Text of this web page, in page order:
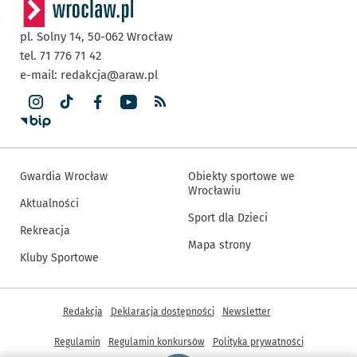
pl. Solny 14, 50-062 Wrocław
tel. 71 776 71 42
e-mail: redakcja@araw.pl
Gwardia Wrocław
Aktualności
Rekreacja
Kluby Sportowe
Obiekty sportowe we
Wrocławiu
Sport dla Dzieci
Mapa strony
Inne informacje
Redakcja Deklaracja dostępności Newsletter
Regulamin Regulamin konkursów Polityka prywatności